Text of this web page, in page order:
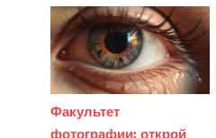
Факультет
фотографии: открой